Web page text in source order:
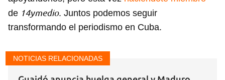
de 14ymedio. Juntos podemos seguir
transformando el periodismo en Cuba.
NOTICIAS RELACIONADAS